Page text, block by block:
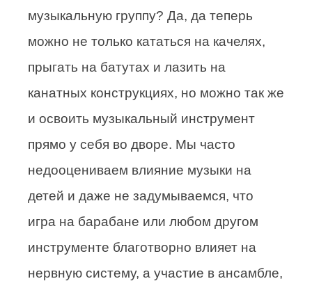
музыкальную группу? Да, да теперь
можно не только кататься на качелях,
прыгать на батутах и лазить на
канатных конструкциях, но можно так же
и освоить музыкальный инструмент
прямо у себя во дворе. Мы часто
недооцениваем влияние музыки на
детей и даже не задумываемся, что
игра на барабане или любом другом
инструменте благотворно влияет на
нервную систему, а участие в ансамбле,